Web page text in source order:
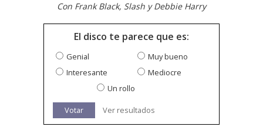
Con Frank Black, Slash y Debbie Harry
El disco te parece que es:
Genial
Muy bueno
Interesante
Mediocre
Un rollo
Votar Ver resultados